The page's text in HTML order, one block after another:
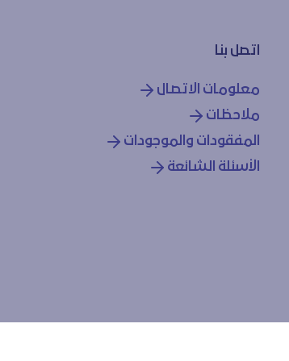
اتصل بنا
معلومات الاتصال
ملاحظات
المفقودات والموجودات
الأسئلة الشائعة